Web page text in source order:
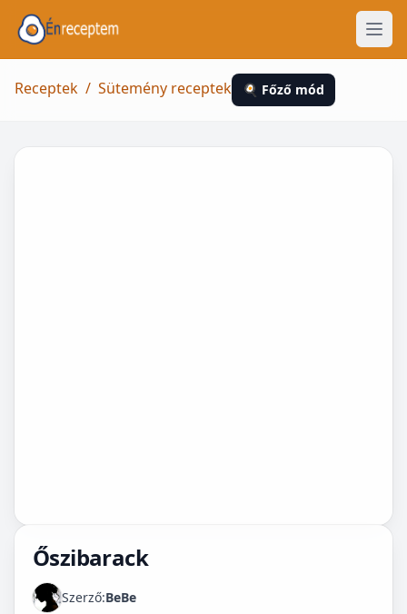
Receptek / Sütemény receptek 🍳 Főző mód
Őszibarack
Szerző:BeBe